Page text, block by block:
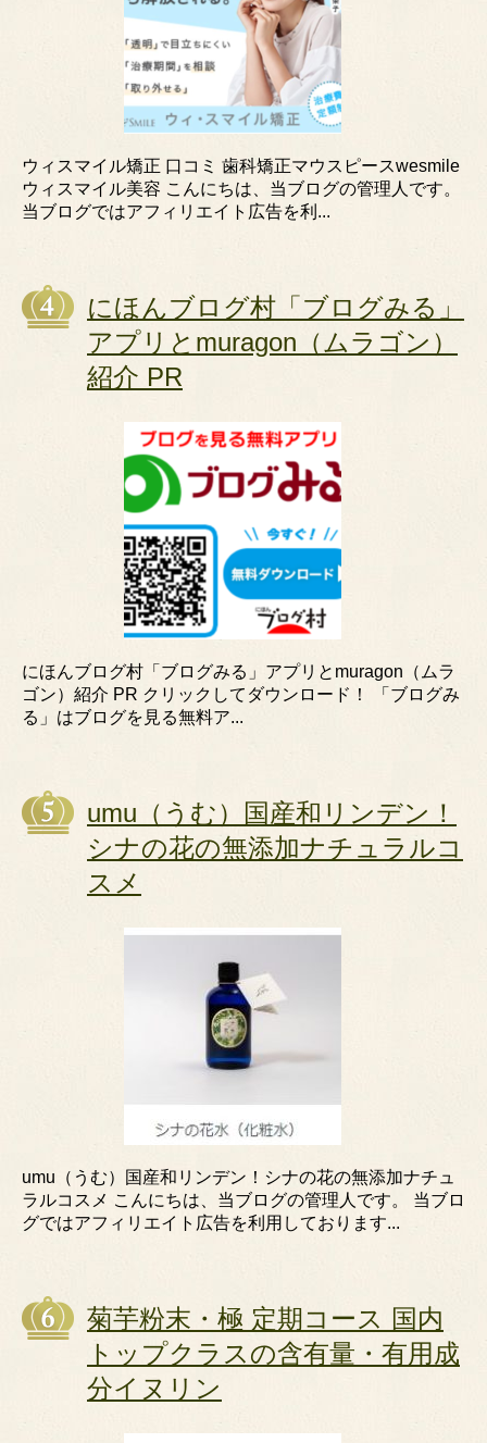
ウィスマイル矯正 口コミ 歯科矯正マウスピースwesmile
ウィスマイル美容 こんにちは、当ブログの管理人です。
当ブログではアフィリエイト広告を利...
にほんブログ村「ブログみる」
アプリとmuragon（ムラゴン）
紹介 PR
にほんブログ村「ブログみる」アプリとmuragon（ムラ
ゴン）紹介 PR クリックしてダウンロード！ 「ブログみ
る」はブログを見る無料ア...
umu（うむ）国産和リンデン！
シナの花の無添加ナチュラルコ
スメ
umu（うむ）国産和リンデン！シナの花の無添加ナチュ
ラルコスメ こんにちは、当ブログの管理人です。 当ブロ
グではアフィリエイト広告を利用しております...
菊芋粉末・極 定期コース 国内
トップクラスの含有量・有用成
分イヌリン